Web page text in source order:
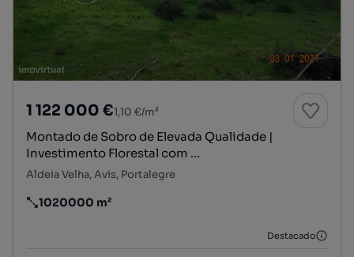
1 122 000 €1,10 €/m²
Montado de Sobro de Elevada Qualidade |
Investimento Florestal com ...
Aldeia Velha, Avis, Portalegre
Preço por metro quadrado
1020000 m²
Destacado